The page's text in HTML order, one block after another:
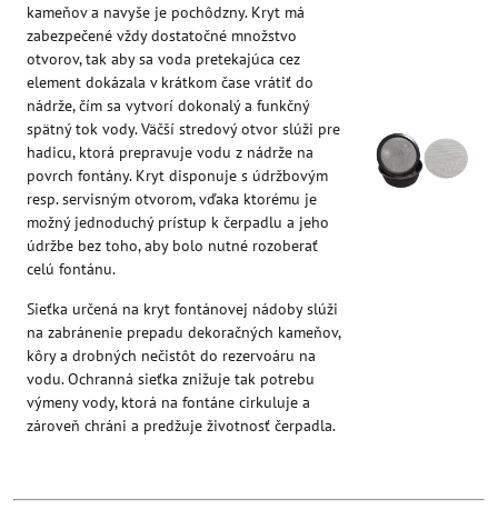
kameňov a navyše je pochôdzny. Kryt má
zabezpečené vždy dostatočné množstvo
otvorov, tak aby sa voda pretekajúca cez
element dokázala v krátkom čase vrátiť do
nádrže, čím sa vytvorí dokonalý a funkčný
spätný tok vody. Väčší stredový otvor slúži pre
hadicu, ktorá prepravuje vodu z nádrže na
povrch fontány. Kryt disponuje s údržbovým
resp. servisným otvorom, vďaka ktorému je
možný jednoduchý prístup k čerpadlu a jeho
údržbe bez toho, aby bolo nutné rozoberať
celú fontánu.
Sieťka určená na kryt fontánovej nádoby slúži
na zabránenie prepadu dekoračných kameňov,
kôry a drobných nečistôt do rezervoáru na
vodu. Ochranná sieťka znižuje tak potrebu
výmeny vody, ktorá na fontáne cirkuluje a
zároveň chráni a predžuje životnosť čerpadla.